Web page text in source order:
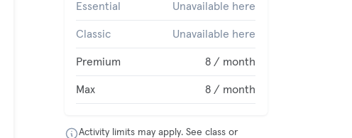
Essential Unavailable here
Classic Unavailable here
Premium 8 / month
Max 8 / month
Activity limits may apply. See class or